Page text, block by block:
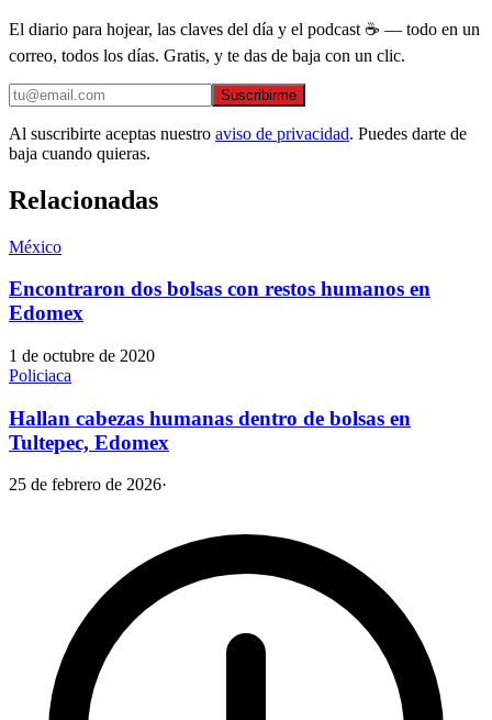
El diario para hojear, las claves del día y el podcast ☕ — todo en un
correo, todos los días. Gratis, y te das de baja con un clic.
Suscribirme
Al suscribirte aceptas nuestro aviso de privacidad. Puedes darte de
baja cuando quieras.
Relacionadas
México
Encontraron dos bolsas con restos humanos en
Edomex
1 de octubre de 2020
Policiaca
Hallan cabezas humanas dentro de bolsas en
Tultepec, Edomex
25 de febrero de 2026·